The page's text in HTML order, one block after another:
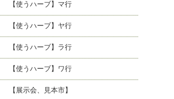
【使うハーブ】マ行
【使うハーブ】ヤ行
【使うハーブ】ラ行
【使うハーブ】ワ行
【展示会、見本市】